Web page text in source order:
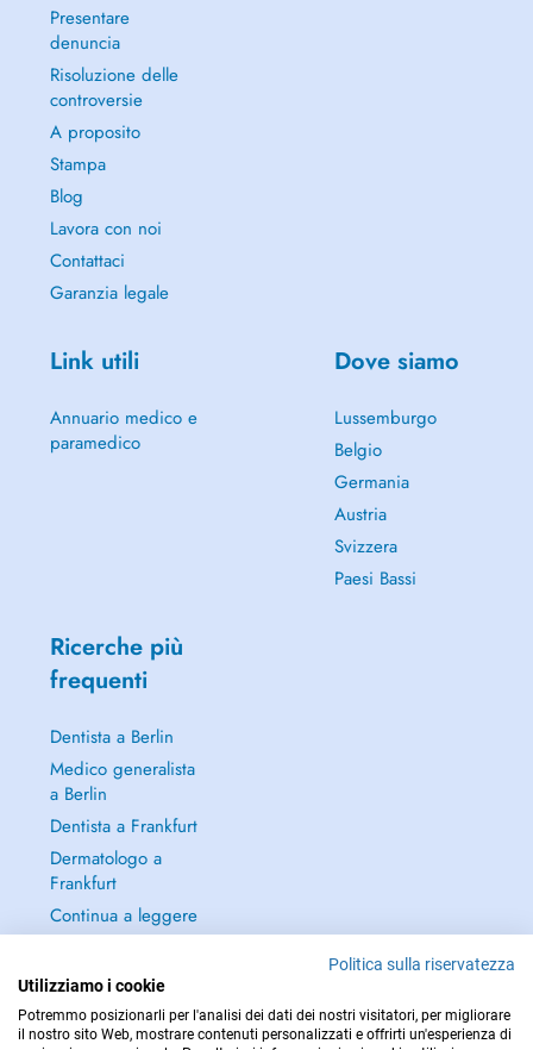
Presentare
denuncia
Risoluzione delle
controversie
A proposito
Stampa
Blog
Lavora con noi
Contattaci
Garanzia legale
Link utili
Annuario medico e
paramedico
Dove siamo
Lussemburgo
Belgio
Germania
Austria
Svizzera
Paesi Bassi
Ricerche più
frequenti
Dentista a Berlin
Medico generalista
a Berlin
Dentista a Frankfurt
Dermatologo a
Frankfurt
Continua a leggere
→
Politica sulla riservatezza
Utilizziamo i cookie
Potremmo posizionarli per l'analisi dei dati dei nostri visitatori, per migliorare
il nostro sito Web, mostrare contenuti personalizzati e offrirti un'esperienza di